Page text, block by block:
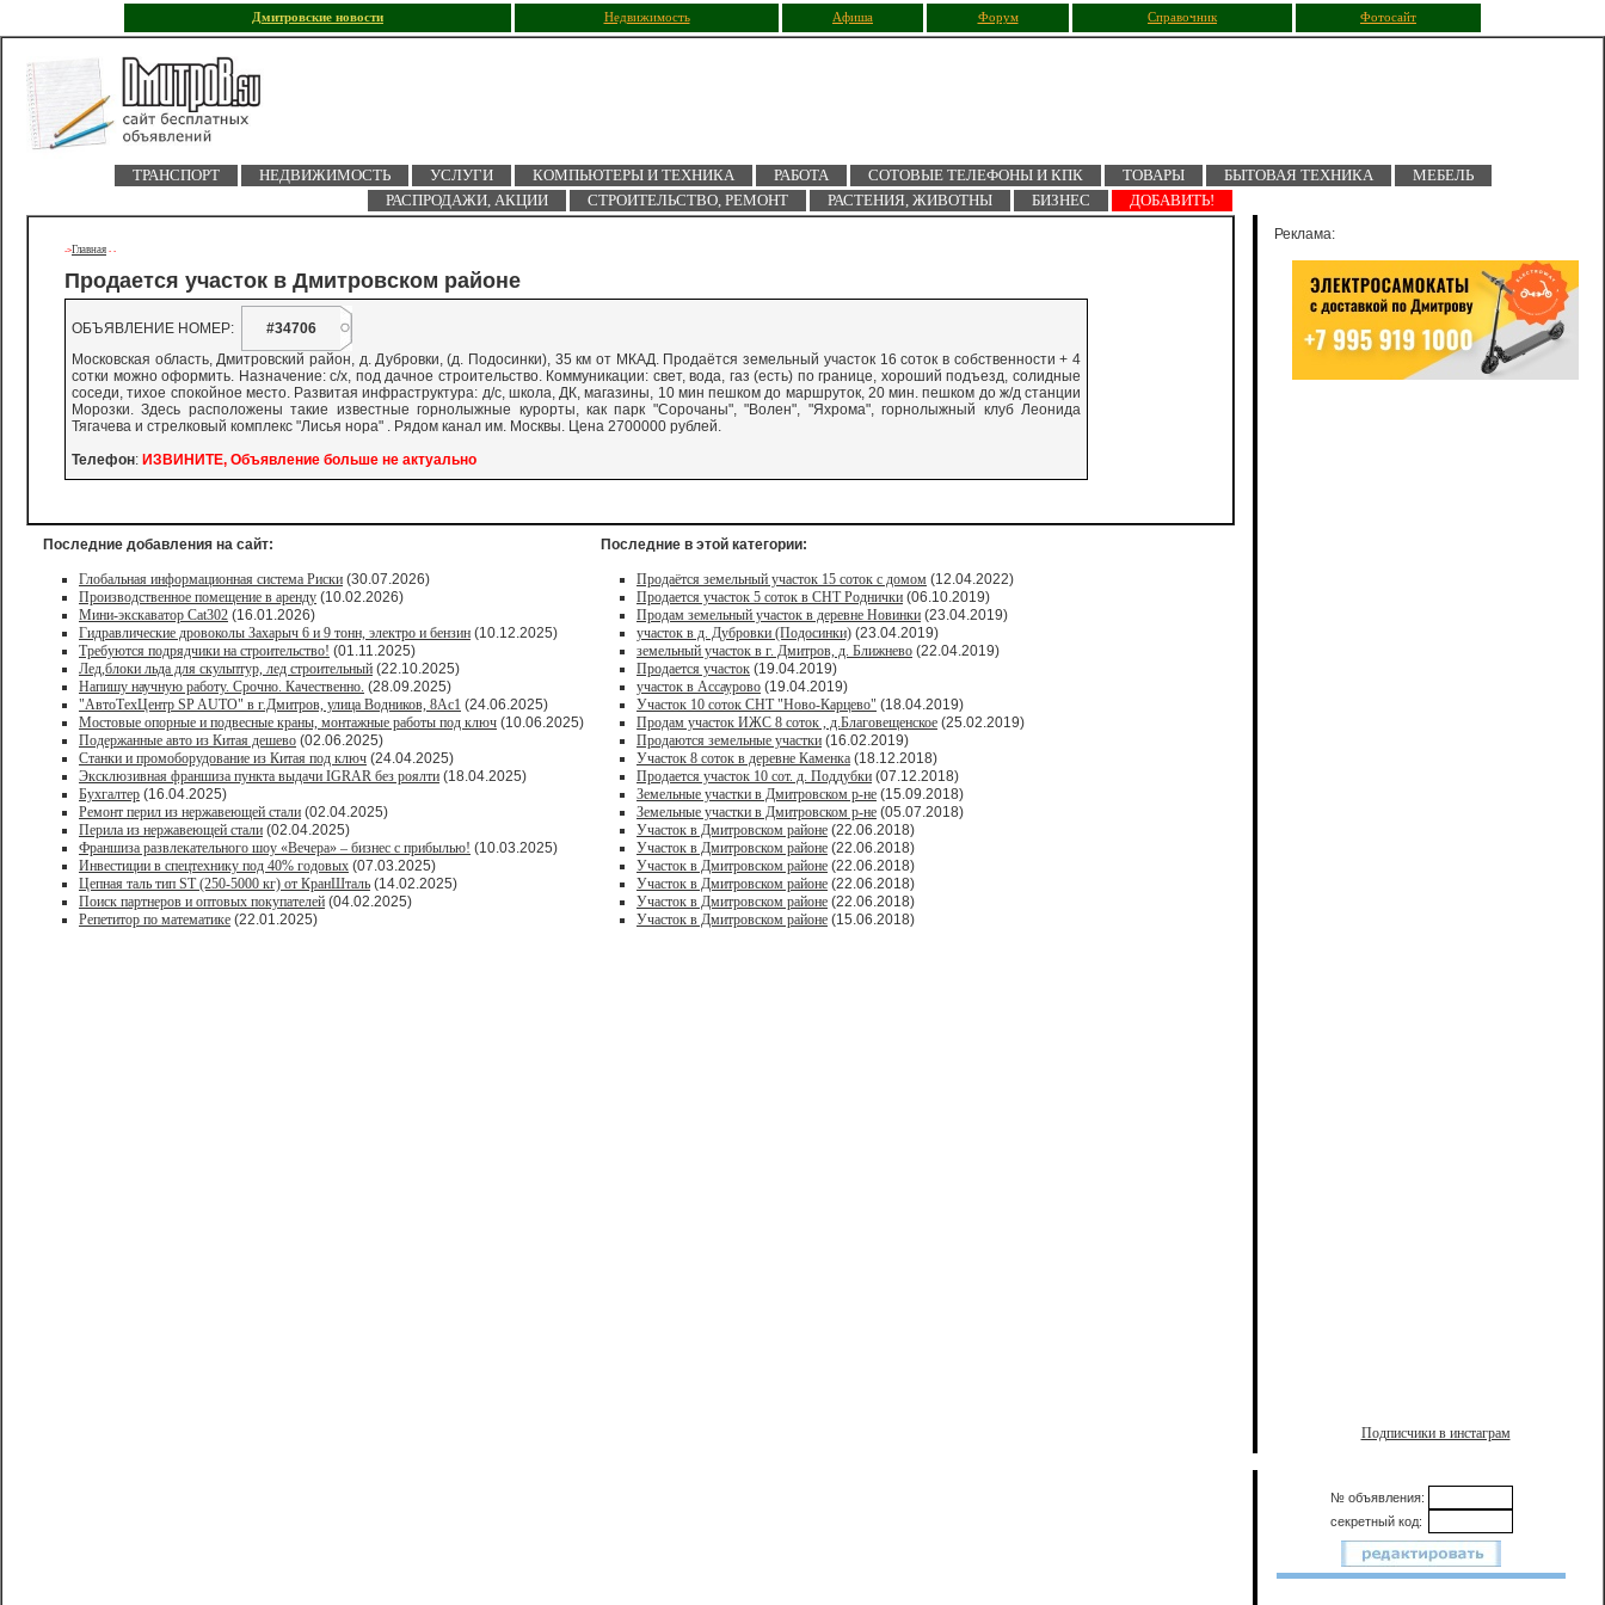
Дмитровские новости Недвижимость Афиша Форум Справочник Фотосайт
ТРАНСПОРТ НЕДВИЖИМОСТЬ УСЛУГИ КОМПЬЮТЕРЫ И ТЕХНИКА РАБОТА СОТОВЫЕ ТЕЛЕФОНЫ И КПК ТОВАРЫ БЫТОВАЯ ТЕХНИКА
МЕБЕЛЬ
РАСПРОДАЖИ, АКЦИИ
СТРОИТЕЛЬСТВО, РЕМОНТ РАСТЕНИЯ, ЖИВОТНЫ БИЗНЕС ДОБАВИТЬ!
->Главная - -
Продается участок в Дмитровском районе
ОБЪЯВЛЕНИЕ НОМЕР:
#34706
Московская область, Дмитровский район, д. Дубровки, (д. Подосинки), 35 км от МКАД. Продаётся земельный участок 16 соток в собственности + 4
сотки можно оформить. Назначение: с/х, под дачное строительство. Коммуникации: свет, вода, газ (есть) по границе, хороший подъезд, солидные
соседи, тихое спокойное место. Развитая инфраструктура: д/с, школа, ДК, магазины, 10 мин пешком до маршруток, 20 мин. пешком до ж/д станции
Морозки. Здесь расположены такие известные горнолыжные курорты, как парк "Сорочаны", "Волен", "Яхрома", горнолыжный клуб Леонида
Тягачева и стрелковый комплекс "Лисья нора" . Рядом канал им. Москвы. Цена 2700000 рублей.
Телефон: ИЗВИНИТЕ, Объявление больше не актуально
Последние добавления на сайт:
Глобальная информационная система Риски (30.07.2026)
Производственное помещение в аренду (10.02.2026)
Мини-экскаватор Cat302 (16.01.2026)
Гидравлические дровоколы Захарыч 6 и 9 тонн, электро и бензин (10.12.2025)
Требуются подрядчики на строительство! (01.11.2025)
Лед,блоки льда для скульптур, лед строительный (22.10.2025)
Напишу научную работу. Срочно. Качественно. (28.09.2025)
"АвтоТехЦентр SP AUTO" в г.Дмитров, улица Водников, 8Ас1 (24.06.2025)
Мостовые опорные и подвесные краны, монтажные работы под ключ (10.06.2025)
Подержанные авто из Китая дешево (02.06.2025)
Станки и промоборудование из Китая под ключ (24.04.2025)
Эксклюзивная франшиза пункта выдачи IGRAR без роялти (18.04.2025)
Бухгалтер (16.04.2025)
Ремонт перил из нержавеющей стали (02.04.2025)
Перила из нержавеющей стали (02.04.2025)
Франшиза развлекательного шоу «Вечера» – бизнес с прибылью! (10.03.2025)
Инвестиции в спецтехнику под 40% годовых (07.03.2025)
Цепная таль тип ST (250-5000 кг) от КранШталь (14.02.2025)
Поиск партнеров и оптовых покупателей (04.02.2025)
Репетитор по математике (22.01.2025)
Последние в этой категории:
Продаётся земельный участок 15 соток с домом (12.04.2022)
Продается участок 5 соток в СНТ Роднички (06.10.2019)
Продам земельный участок в деревне Новинки (23.04.2019)
участок в д. Дубровки (Подосинки) (23.04.2019)
земельный участок в г. Дмитров, д. Ближнево (22.04.2019)
Продается участок (19.04.2019)
участок в Ассаурово (19.04.2019)
Участок 10 соток СНТ "Ново-Карцево" (18.04.2019)
Продам участок ИЖС 8 соток , д.Благовещенское (25.02.2019)
Продаются земельные участки (16.02.2019)
Участок 8 соток в деревне Каменка (18.12.2018)
Продается участок 10 сот. д. Поддубки (07.12.2018)
Земельные участки в Дмитровском р-не (15.09.2018)
Земельные участки в Дмитровском р-не (05.07.2018)
Участок в Дмитровском районе (22.06.2018)
Участок в Дмитровском районе (22.06.2018)
Участок в Дмитровском районе (22.06.2018)
Участок в Дмитровском районе (22.06.2018)
Участок в Дмитровском районе (22.06.2018)
Участок в Дмитровском районе (15.06.2018)
Реклама:
Подписчики в инстаграм
№ объявления:
секретный код: